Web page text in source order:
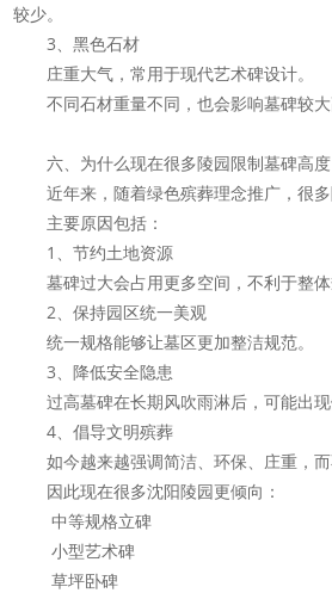
较少。
3、黑色石材
庄重大气，常用于现代艺术碑设计。
不同石材重量不同，也会影响墓碑较大
六、为什么现在很多陵园限制墓碑高度
近年来，随着绿色殡葬理念推广，很多
主要原因包括：
1、节约土地资源
墓碑过大会占用更多空间，不利于整体
2、保持园区统一美观
统一规格能够让墓区更加整洁规范。
3、降低安全隐患
过高墓碑在长期风吹雨淋后，可能出现
4、倡导文明殡葬
如今越来越强调简洁、环保、庄重，而
因此现在很多沈阳陵园更倾向：
中等规格立碑
小型艺术碑
草坪卧碑